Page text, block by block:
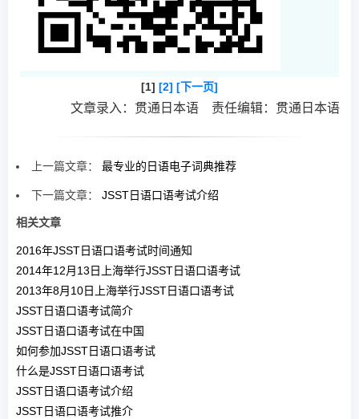
[1] [2] [下一页]
文章录入：贯通日本语 责任编辑：贯通日本语
上一篇文章： 最专业的日语电子词典推荐
下一篇文章： JSST日语口语考试介绍
相关文章
2016年JSST日语口语考试时间通知
2014年12月13日上海举行JSST日语口语考试
2013年8月10日上海举行JSST日语口语考试
JSST日语口语考试简介
JSST日语口语考试在中国
如何参加JSST日语口语考试
什么是JSST日语口语考试
JSST日语口语考试介绍
JSST日语口语考试推介